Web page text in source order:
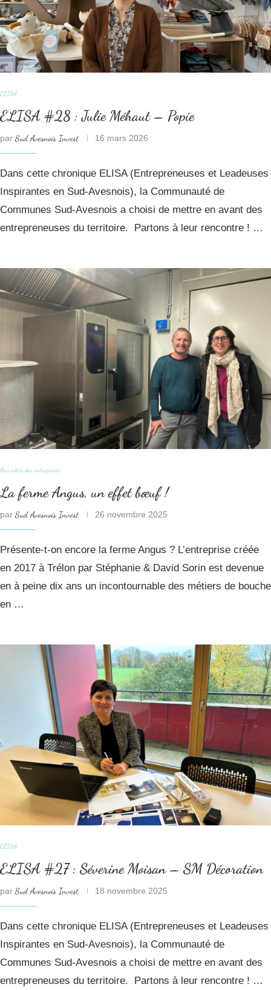
ELISA
ELISA #28 : Julie Méhaut – Popie
par Sud Avesnois Invest 16 mars 2026
Dans cette chronique ELISA (Entrepreneuses et Leadeuses
Inspirantes en Sud-Avesnois), la Communauté de
Communes Sud-Avesnois a choisi de mettre en avant des
entrepreneuses du territoire. Partons à leur rencontre ! …
Aux côtés des entreprises
La ferme Angus, un effet bœuf !
par Sud Avesnois Invest 26 novembre 2025
Présente-t-on encore la ferme Angus ? L’entreprise créée
en 2017 à Trélon par Stéphanie & David Sorin est devenue
en à peine dix ans un incontournable des métiers de bouche
en …
ELISA
ELISA #27 : Séverine Moisan – SM Décoration
par Sud Avesnois Invest 18 novembre 2025
Dans cette chronique ELISA (Entrepreneuses et Leadeuses
Inspirantes en Sud-Avesnois), la Communauté de
Communes Sud-Avesnois a choisi de mettre en avant des
entrepreneuses du territoire. Partons à leur rencontre ! …